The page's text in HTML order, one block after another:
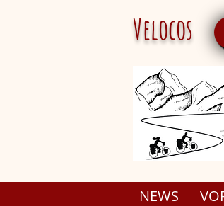
Velocos
NEWS